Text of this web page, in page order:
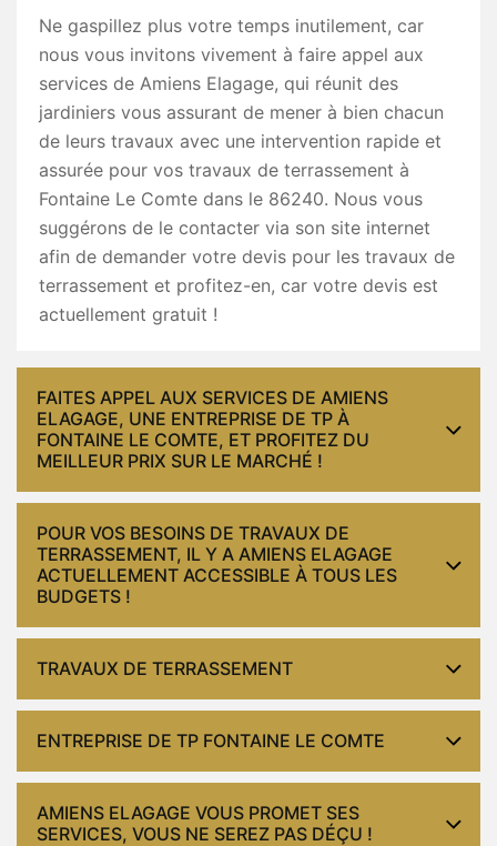
Ne gaspillez plus votre temps inutilement, car
nous vous invitons vivement à faire appel aux
services de Amiens Elagage, qui réunit des
jardiniers vous assurant de mener à bien chacun
de leurs travaux avec une intervention rapide et
assurée pour vos travaux de terrassement à
Fontaine Le Comte dans le 86240. Nous vous
suggérons de le contacter via son site internet
afin de demander votre devis pour les travaux de
terrassement et profitez-en, car votre devis est
actuellement gratuit !
FAITES APPEL AUX SERVICES DE AMIENS
ELAGAGE, UNE ENTREPRISE DE TP À
FONTAINE LE COMTE, ET PROFITEZ DU
MEILLEUR PRIX SUR LE MARCHÉ !
POUR VOS BESOINS DE TRAVAUX DE
TERRASSEMENT, IL Y A AMIENS ELAGAGE
ACTUELLEMENT ACCESSIBLE À TOUS LES
BUDGETS !
TRAVAUX DE TERRASSEMENT
ENTREPRISE DE TP FONTAINE LE COMTE
AMIENS ELAGAGE VOUS PROMET SES
SERVICES, VOUS NE SEREZ PAS DÉÇU !